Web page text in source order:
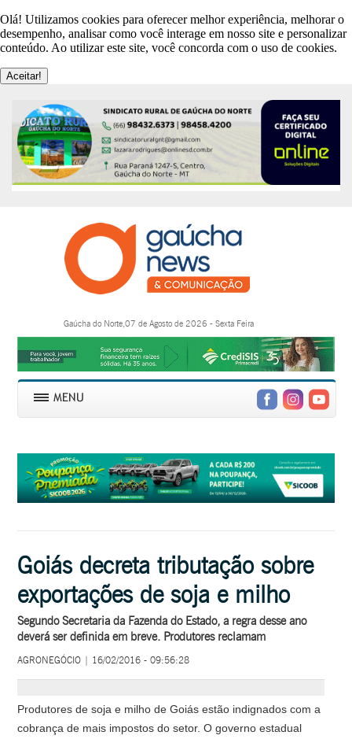
Olá! Utilizamos cookies para oferecer melhor experiência, melhorar o
desempenho, analisar como você interage em nosso site e personalizar
conteúdo. Ao utilizar este site, você concorda com o uso de cookies.
Aceitar!
Gaúcha do Norte,07 de Agosto de 2026 - Sexta Feira
Goiás decreta tributação sobre
exportações de soja e milho
Segundo Secretaria da Fazenda do Estado, a regra desse ano
deverá ser definida em breve. Produtores reclamam
AGRONEGÓCIO | 16/02/2016 - 09:56:28
Produtores de soja e milho de Goiás estão indignados com a
cobrança de mais impostos do setor. O governo estadual